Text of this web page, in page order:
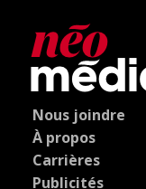
Nous joindre
À propos
Carrières
Publicités